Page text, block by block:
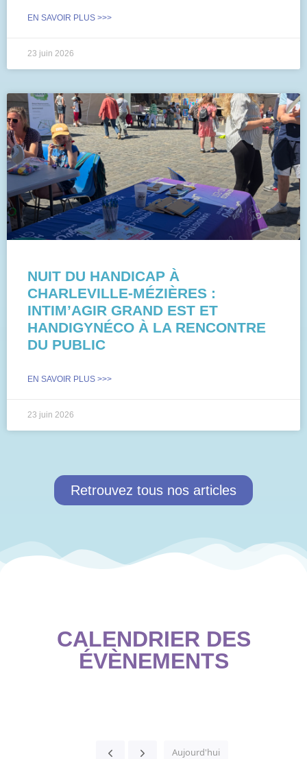
EN SAVOIR PLUS >>>
23 juin 2026
NUIT DU HANDICAP À
CHARLEVILLE-MÉZIÈRES :
INTIM’AGIR GRAND EST ET
HANDIGYNÉCO À LA RENCONTRE
DU PUBLIC​
EN SAVOIR PLUS >>>
23 juin 2026
Retrouvez tous nos articles
CALENDRIER DES
ÉVÈNEMENTS
Aujourd'hui